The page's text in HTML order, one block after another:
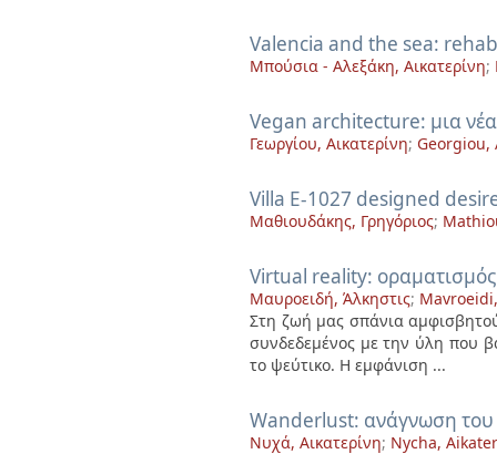
Valencia and the sea:
Μπούσια - Αλεξάκη, Αικατερίνη;
Vegan architecture: μια
Γεωργίου, Αικατερίνη; Georgiou,
Villa E-1027 designed
Μαθιουδάκης, Γρηγόριος;
Virtual reality: οραματισμός
Μαυροειδή, Άλκηστις;
Στη ζωή μας σπάνια
συνδεδεμένος με την ύλη που
το ψεύτικο. Η εμφάνιση ...
Wanderlust: ανάγνωση
Νυχά, Αικατερίνη; Nycha,